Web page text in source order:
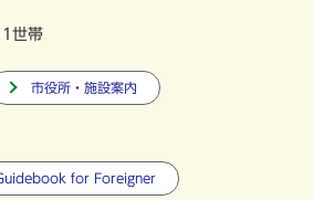
世帯
市役所・施設案内
for Foreigner